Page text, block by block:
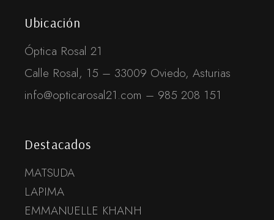
Ubicación
Óptica Rosal 21
Calle Rosal, 15 – 33009 Oviedo, Asturias
info@opticarosal21.com – 985 208 151
Destacados
MATSUDA
LAPIMA
EMMANUELLE KHANH